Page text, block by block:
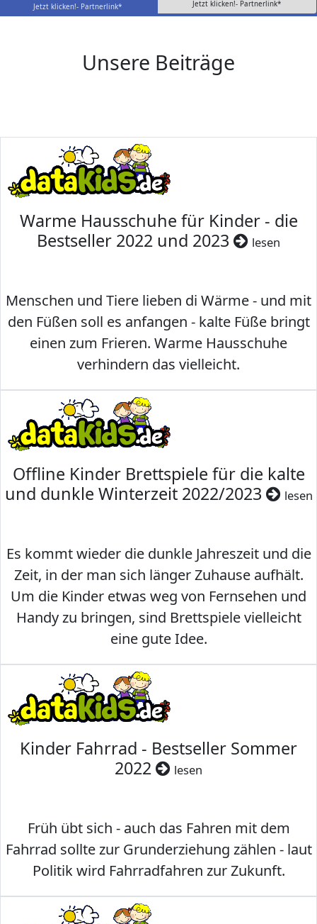
Jetzt klicken!- Partnerlink* Jetzt klicken!- Partnerlink*
Unsere Beiträge
Warme Hausschuhe für Kinder - die
Bestseller 2022 und 2023
lesen
Menschen und Tiere lieben di Wärme - und mit
den Füßen soll es anfangen - kalte Füße bringt
einen zum Frieren. Warme Hausschuhe
verhindern das vielleicht.
Offline Kinder Brettspiele für die kalte
und dunkle Winterzeit 2022/2023
lesen
Es kommt wieder die dunkle Jahreszeit und die
Zeit, in der man sich länger Zuhause aufhält.
Um die Kinder etwas weg von Fernsehen und
Handy zu bringen, sind Brettspiele vielleicht
eine gute Idee.
Kinder Fahrrad - Bestseller Sommer
2022
lesen
Früh übt sich - auch das Fahren mit dem
Fahrrad sollte zur Grunderziehung zählen - laut
Politik wird Fahrradfahren zur Zukunft.